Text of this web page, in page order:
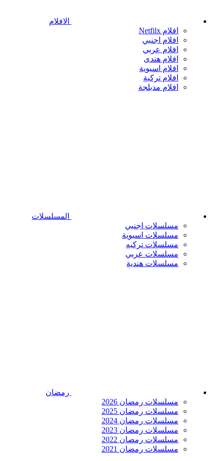
الافلام
افلام Netfilx
افلام اجنبي
افلام عربي
افلام هندى
افلام اسيوية
افلام تركية
افلام مدبلجة
المسلسلات
مسلسلات اجنبي
مسلسلات اسيوية
مسلسلات تركيه
مسلسلات عربي
مسلسلات هندية
رمضان
مسلسلات رمضان 2026
مسلسلات رمضان 2025
مسلسلات رمضان 2024
مسلسلات رمضان 2023
مسلسلات رمضان 2022
مسلسلات رمضان 2021